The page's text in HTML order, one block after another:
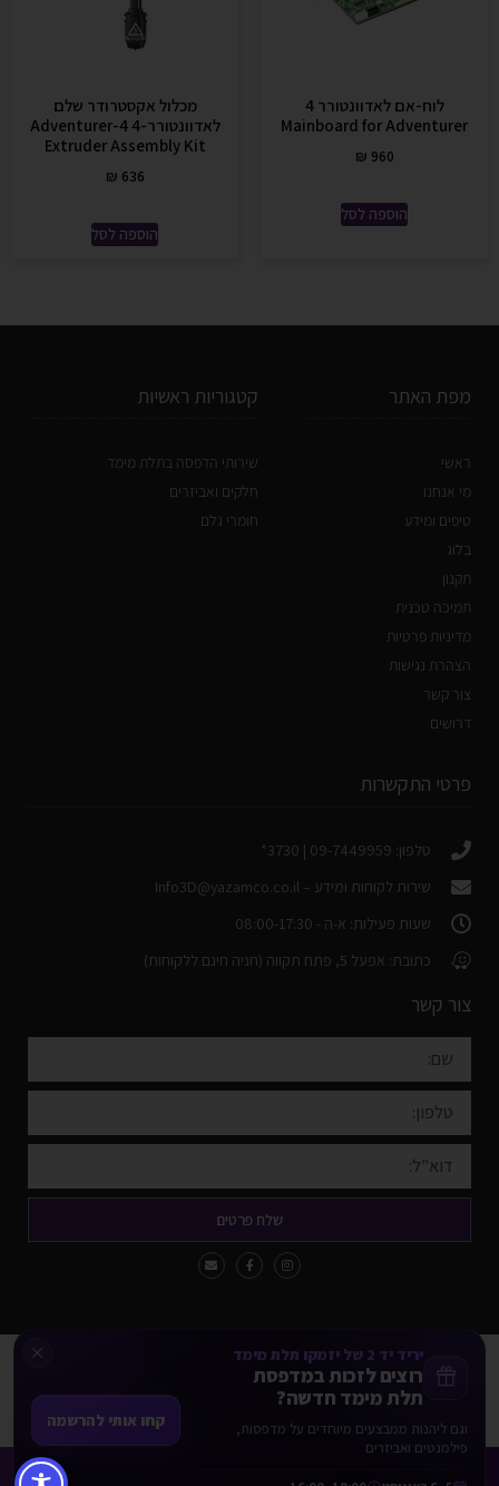
יריד יד 2 של יזמקו תלת מימד
רוצים לזכות במדפסת
תלת מימד חדשה?
וגם ליהנות ממבצעים מיוחדים על מדפסות,
פילמנטים ואביזרים
קחו אותי להרשמה
לוח-אם לאדוונטורר 4
Mainboard for Adventurer
₪ 960
הוספה לסל
מכלול אקסטרודר שלם
לאדוונטורר-4 Adventurer-4
Extruder Assembly Kit
₪ 636
הוספה לסל
מפת האתר
ראשי
מי אנחנו
טיפים ומידע
בלוג
תקנון
תמיכה טכנית
מדיניות פרטיות
הצהרת נגישות
צור קשר
דרושים
קטגוריות ראשיות
שירותי הדפסה בתלת מימד
חלקים ואביזרים
חומרי גלם
פרטי התקשרות
טלפון: 09-7449959 | 3730*
שירות לקוחות ומידע – Info3D@yazamco.co.il
שעות פעילות: א-ה - 08:00-17:30
כתובת: אפעל 5, פתח תקווה (חניה חינם ללקוחות)
צור קשר
שלח פרטים
כל הזכויות שמורות Yazamco3d
אמצעי התשלום המכובדים באתר:
VISA
ישראכרט